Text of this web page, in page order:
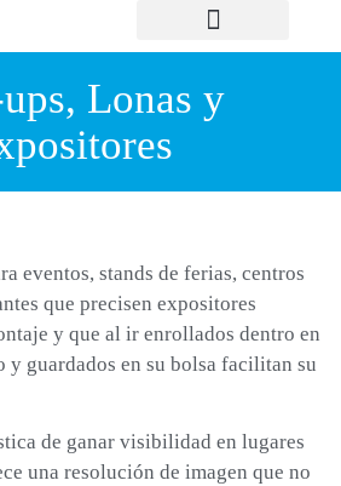
Lonas y
eventos, stands de ferias, centros
que precisen expositores
y que al ir enrollados dentro en
y guardados en su bolsa facilitan su
de ganar visibilidad en lugares
una resolución de imagen que no